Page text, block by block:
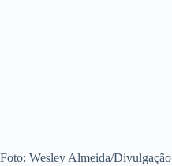
Foto: Wesley Almeida/Divulgação